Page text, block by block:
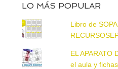
LO MÁS POPULAR
Libro de
EL APARATO
el aula y